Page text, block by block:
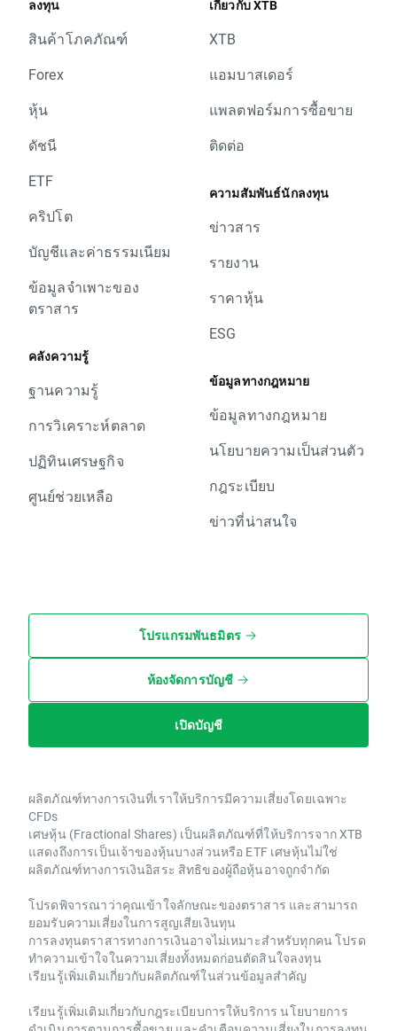
ลงทุน
สินค้าโภคภัณฑ์
Forex
หุ้น
ดัชนี
ETF
คริปโต
บัญชีและค่าธรรมเนียม
ข้อมูลจำเพาะของ
ตราสาร
คลังความรู้
ฐานความรู้
การวิเคราะห์ตลาด
ปฏิทินเศรษฐกิจ
ศูนย์ช่วยเหลือ
เกี่ยวกับ XTB
XTB
แอมบาสเดอร์
แพลตฟอร์มการซื้อขาย
ติดต่อ
ความสัมพันธ์นักลงทุน
ข่าวสาร
รายงาน
ราคาหุ้น
ESG
ข้อมูลทางกฎหมาย
ข้อมูลทางกฎหมาย
นโยบายความเป็นส่วนตัว
กฎระเบียบ
ข่าวที่น่าสนใจ
โปรแกรมพันธมิตร
ห้องจัดการบัญชี
เปิดบัญชี
ผลิตภัณฑ์ทางการเงินที่เราให้บริการมีความเสี่ยงโดยเฉพาะ
CFDs
เศษหุ้น (Fractional Shares) เป็นผลิตภัณฑ์ที่ให้บริการจาก XTB
แสดงถึงการเป็นเจ้าของหุ้นบางส่วนหรือ ETF เศษหุ้นไม่ใช่
ผลิตภัณฑ์ทางการเงินอิสระ สิทธิของผู้ถือหุ้นอาจถูกจำกัด
โปรดพิจารณาว่าคุณเข้าใจลักษณะของตราสาร และสามารถ
ยอมรับความเสี่ยงในการสูญเสียเงินทุน
การลงทุนตราสารทางการเงินอาจไม่เหมาะสำหรับทุกคน โปรด
ทำความเข้าใจในความเสี่ยงทั้งหมดก่อนตัดสินใจลงทุน
เรียนรู้เพิ่มเติมเกี่ยวกับผลิตภัณฑ์ในส่วนข้อมูลสำคัญ
เรียนรู้เพิ่มเติมเกี่ยวกับกฎระเบียบการให้บริการ นโยบายการ